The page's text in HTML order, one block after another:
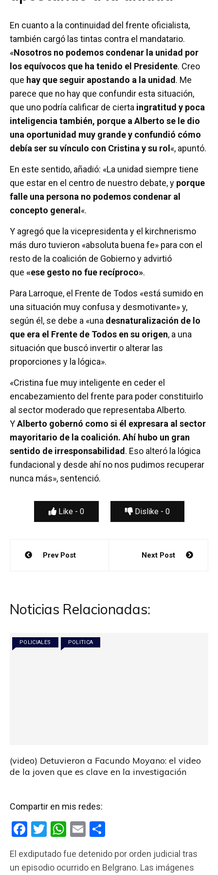
En cuanto a la continuidad del frente oficialista,
también cargó las tintas contra el mandatario.
«Nosotros no podemos condenar la unidad por
los equívocos que ha tenido el Presidente. Creo
que hay que seguir apostando a la unidad . Me
parece que no hay que confundir esta situación,
que uno podría calificar de cierta ingratitud y poca
inteligencia también, porque a Alberto se le dio
una oportunidad muy grande y confundió cómo
debía ser su vínculo con Cristina y su rol «, apuntó.
En este sentido, añadió: «La unidad siempre tiene
que estar en el centro de nuestro debate, y porque
falle una persona no podemos condenar al
concepto general «.
Y agregó que la vicepresidenta y el kirchnerismo
más duro tuvieron «absoluta buena fe» para con el
resto de la coalición de Gobierno y advirtió
que «ese gesto no fue recíproco».
Para Larroque, el Frente de Todos «está sumido en
una situación muy confusa y desmotivante» y,
según él, se debe a «una desnaturalización de lo
que era el Frente de Todos en su origen, a una
situación que buscó invertir o alterar las
proporciones y la lógica».
«Cristina fue muy inteligente en ceder el
encabezamiento del frente para poder constituirlo
al sector moderado que representaba Alberto.
YAlberto gobernó como si él expresara al sector
mayoritario de la coalición. Ahí hubo un gran
sentido de irresponsabilidad . Eso alteró la lógica
fundacional y desde ahí no nos pudimos recuperar
nunca más», sentenció.
Like - 0 Dislike - 0
Navegación
Prev Post Next Post
Noticias Relacionadas:
POLICIALES POLITICA
(video) Detuvieron a Facundo Moyano: el video
de la joven que es clave en la investigación
Compartir en mis redes:
F
ce
T
tt
W
at
E
ail m
El exdiputado fue detenido por orden judicial tras
un episodio ocurrido en Belgrano. Las imágenes